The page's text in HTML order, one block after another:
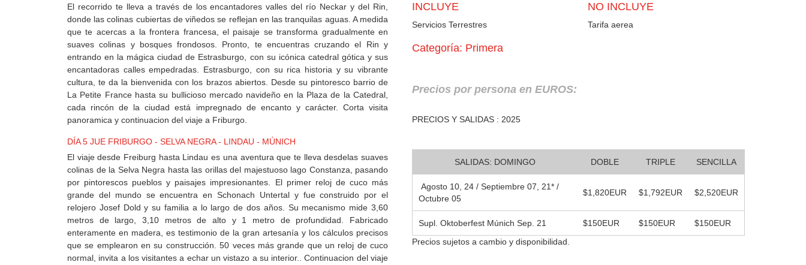
El recorrido te lleva a través de los encantadores valles del río Neckar y del Rin,
donde las colinas cubiertas de viñedos se reflejan en las tranquilas aguas. A medida
que te acercas a la frontera francesa, el paisaje se transforma gradualmente en
suaves colinas y bosques frondosos. Pronto, te encuentras cruzando el Rin y
entrando en la mágica ciudad de Estrasburgo, con su icónica catedral gótica y sus
encantadoras calles empedradas. Estrasburgo, con su rica historia y su vibrante
cultura, te da la bienvenida con los brazos abiertos. Desde su pintoresco barrio de
La Petite France hasta su bullicioso mercado navideño en la Plaza de la Catedral,
cada rincón de la ciudad está impregnado de encanto y carácter. Corta visita
panoramica y continuacion del viaje a Friburgo.
DÍA 5 JUE FRIBURGO - SELVA NEGRA - LINDAU - MÚNICH
El viaje desde Freiburg hasta Lindau es una aventura que te lleva desdelas suaves
colinas de la Selva Negra hasta las orillas del majestuoso lago Constanza, pasando
por pintorescos pueblos y paisajes impresionantes. El primer reloj de cuco más
grande del mundo se encuentra en Schonach Untertal y fue construido por el
relojero Josef Dold y su familia a lo largo de dos años. Su mecanismo mide 3,60
metros de largo, 3,10 metros de alto y 1 metro de profundidad. Fabricado
enteramente en madera, es testimonio de la gran artesanía y los cálculos precisos
que se emplearon en su construcción. 50 veces más grande que un reloj de cuco
normal, invita a los visitantes a echar un vistazo a su interior.. Continuacion del viaje
INCLUYE
Servicios Terrestres
NO INCLUYE
Tarifa aerea
Categoría: Primera
Precios por persona en EUROS:
PRECIOS Y SALIDAS : 2025
SALIDAS: DOMINGO DOBLE TRIPLE SENCILLA
Agosto 10, 24 / Septiembre 07, 21* /
Octubre 05
$1,820EUR $1,792EUR $2,520EUR
Supl. Oktoberfest Múnich Sep. 21 $150EUR $150EUR
$150EUR
Precios sujetos a cambio y disponibilidad.